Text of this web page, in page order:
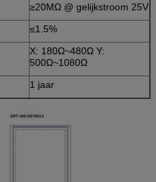
≥20MΩ @ gelijkstroom 25V
≤1.5%
X: 180Ω~480Ω Y:
500Ω~1080Ω
1 jaar